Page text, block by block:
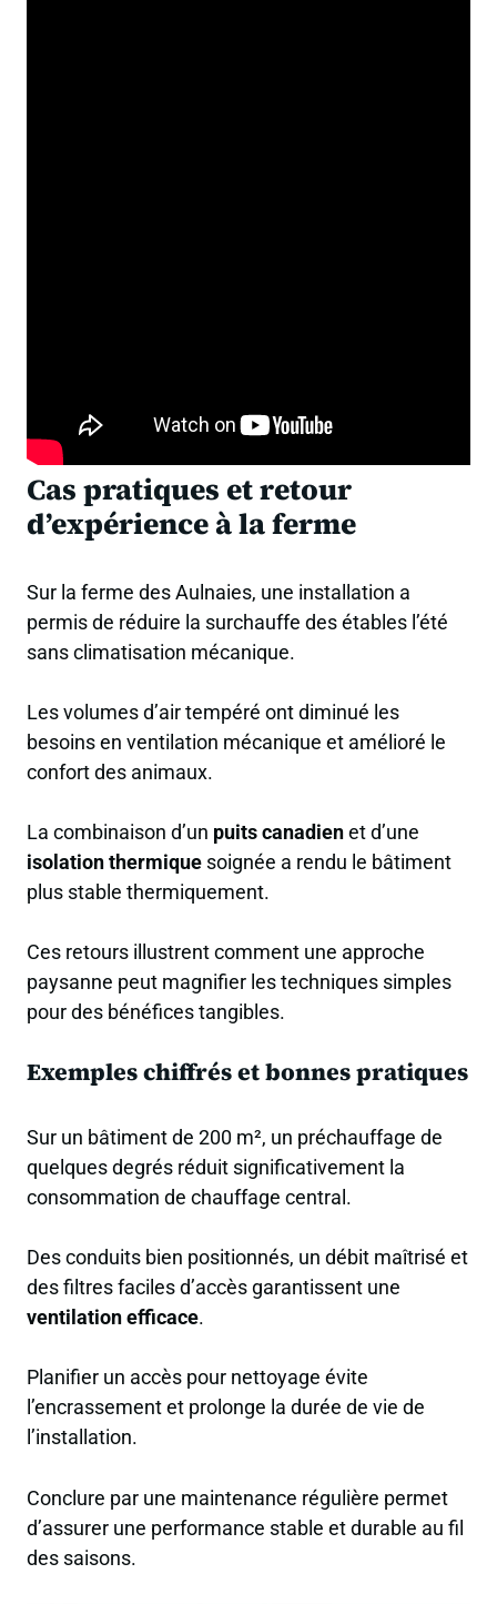
Cas pratiques et retour
d’expérience à la ferme
Sur la ferme des Aulnaies, une installation a
permis de réduire la surchauffe des étables l’été
sans climatisation mécanique.
Les volumes d’air tempéré ont diminué les
besoins en ventilation mécanique et amélioré le
confort des animaux.
La combinaison d’un puits canadienet d’une
isolation thermique soignée a rendu le bâtiment
plus stable thermiquement.
Ces retours illustrent comment une approche
paysanne peut magnifier les techniques simples
pour des bénéfices tangibles.
Exemples chiffrés et bonnes pratiques
Sur un bâtiment de 200 m², un préchauffage de
quelques degrés réduit significativement la
consommation de chauffage central.
Des conduits bien positionnés, un débit maîtrisé et
des filtres faciles d’accès garantissent une
ventilation efficace.
Planifier un accès pour nettoyage évite
l’encrassement et prolonge la durée de vie de
l’installation.
Conclure par une maintenance régulière permet
d’assurer une performance stable et durable au fil
des saisons.